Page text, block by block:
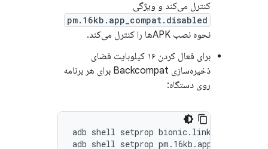
کنترل می‌کند و ویژگی
pm.16kb.app_compat.disabled
نحوه نصب APKها را کنترل می‌کند.
برای فعال کردن ۱۶ کیلوبایت فضای
ذخیره‌سازی Backcompat برای هر برنامه
روی دستگاه:
adb shell setprop